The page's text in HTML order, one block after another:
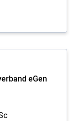
eGen